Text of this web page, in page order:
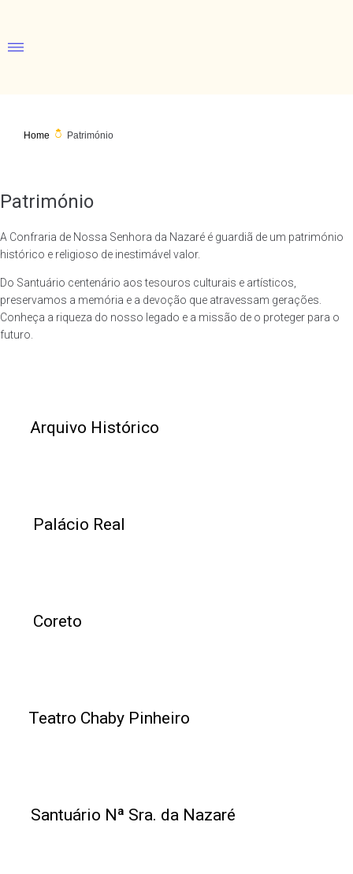
Valências
Home Património
Património
A Confraria de Nossa Senhora da Nazaré é guardiã de um património
histórico e religioso de inestimável valor.
Do Santuário centenário aos tesouros culturais e artísticos,
preservamos a memória e a devoção que atravessam gerações.
Conheça a riqueza do nosso legado e a missão de o proteger para o
futuro.
Arquivo Histórico
Palácio Real
Coreto
Teatro Chaby Pinheiro
Santuário Nª Sra. da Nazaré